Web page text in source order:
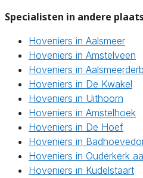
Specialisten in andere
Hoveniers in Aalsmeer
Hoveniers in Amstelveen
Hoveniers in
Hoveniers in De Kwakel
Hoveniers in Uithoorn
Hoveniers in Amstelhoek
Hoveniers in De Hoef
Hoveniers in
Hoveniers in Ouderkerk
Hoveniers in Kudelstaart